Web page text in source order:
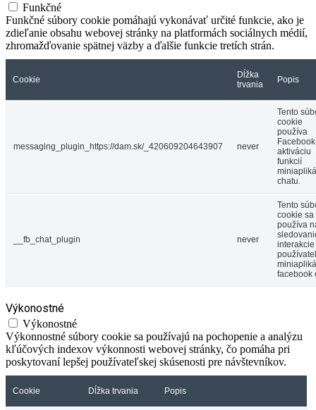
Funkčné
Funkčné súbory cookie pomáhajú vykonávať určité funkcie, ako je
zdieľanie obsahu webovej stránky na platformách sociálnych médií,
zhromažďovanie spätnej väzby a ďalšie funkcie tretích strán.
Cookie
Dĺžka
trvania
Popis
messaging_plugin_https://dam.sk/_420609204643907 never
Tento
cookie
používa
aktiváciu
funkcií
chatu.
__fb_chat_plugin never
Tento
cookie sa
používa
interakcie
facebook
Výkonostné
Výkonostné
Výkonnostné súbory cookie sa používajú na pochopenie a analýzu
kľúčových indexov výkonnosti webovej stránky, čo pomáha pri
poskytovaní lepšej používateľskej skúsenosti pre návštevníkov.
Cookie Dĺžka trvania Popis